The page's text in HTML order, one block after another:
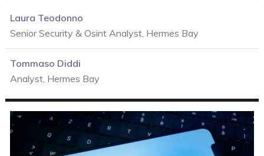
Laura Teodonno
Senior Security & Osint Analyst, Hermes Bay
Tommaso Diddi
Analyst, Hermes Bay